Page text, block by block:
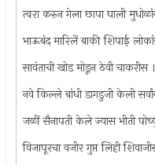
त्वरा करुन गेला छापा घाली
भाऊबंद मारिलें बाकी शिपाई
सावंताची खोड मोडून ठेवी चाकरीस
नवे किल्ले बांधी डागडुजी केली
जळीं सैनापती केले ज्यास भीती
विजापूरचा वजीर गुप्त लिही